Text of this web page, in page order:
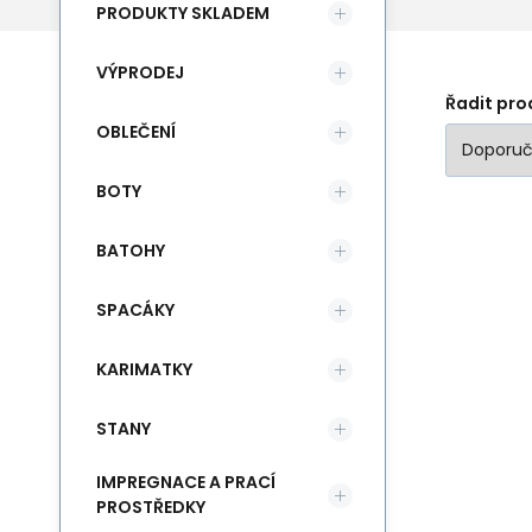
Řadit
PRODUKTY SKLADEM
VÝPRODEJ
OBLEČENÍ
BOTY
BATOHY
SPACÁKY
KARIMATKY
STANY
IMPREGNACE A PRACÍ
PROSTŘEDKY